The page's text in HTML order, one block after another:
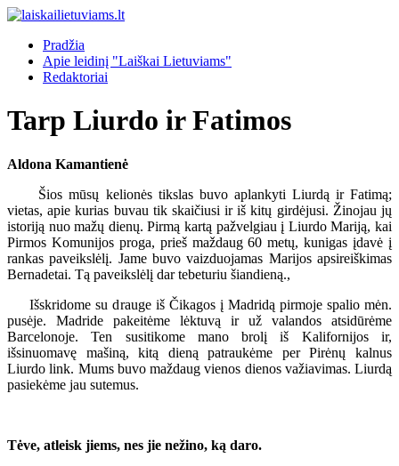
Pradžia
Apie leidinį "Laiškai Lietuviams"
Redaktoriai
Tarp Liurdo ir Fatimos
Aldona Kamantienė
Šios mūsų kelionės tikslas buvo aplankyti Liurdą ir Fatimą;
vietas, apie kurias buvau tik skaičiusi ir iš kitų girdėjusi. Žinojau jų
istoriją nuo mažų dienų. Pirmą kartą pažvelgiau į Liurdo Mariją, kai
Pirmos Komunijos proga, prieš maždaug 60 metų, kunigas įdavė į
rankas paveikslėlį. Jame buvo vaizduojamas Marijos apsireiškimas
Bernadetai. Tą paveikslėlį dar tebeturiu šiandieną.,
Išskridome su drauge iš Čikagos į Madridą pirmoje spalio mėn.
pusėje. Madride pakeitėme lėktuvą ir už valandos atsidūrėme
Barcelonoje. Ten susitikome mano brolį iš Kalifornijos ir,
išsinuomavę mašiną, kitą dieną patraukėme per Pirėnų kalnus
Liurdo link. Mums buvo maždaug vienos dienos važiavimas. Liurdą
pasiekėme jau sutemus.
Tėve, atleisk jiems, nes jie nežino, ką daro.